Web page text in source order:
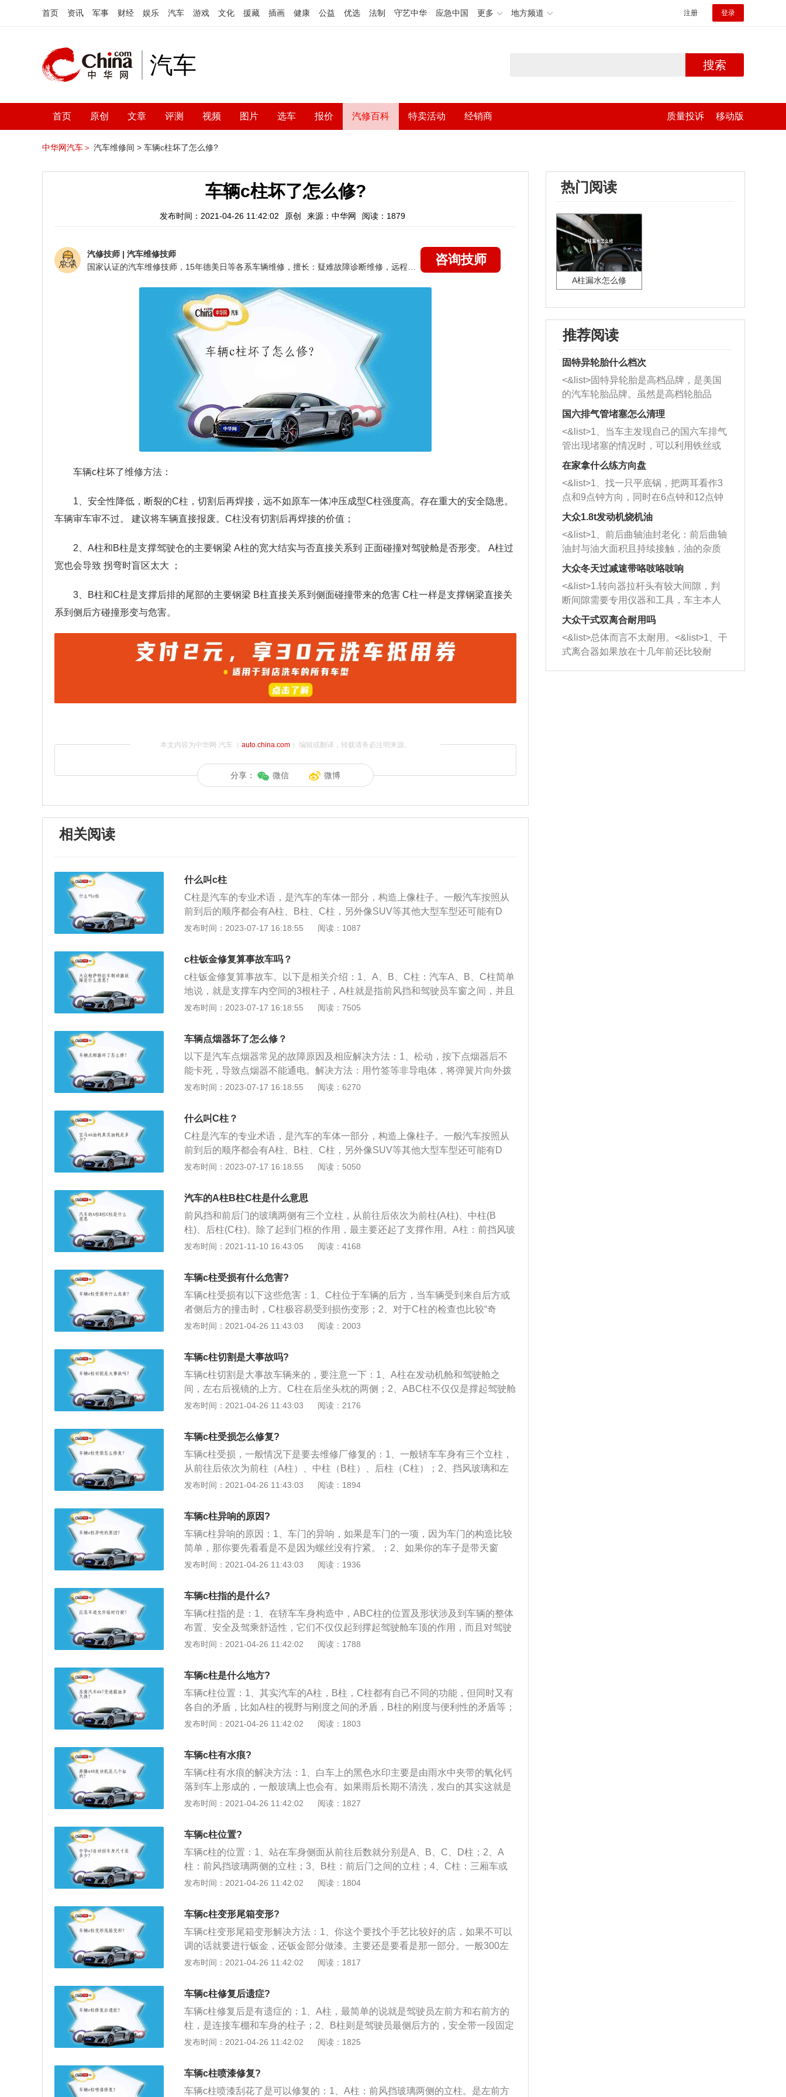
首页 资讯 军事 财经 娱乐 汽车 游戏 文化 援藏 插画 健康 公益 优选 法制 守艺中华 应急中国 更多 地方频道 注册 登录
汽车 搜索
首页 原创 文章 评测 视频 图片 选车 报价 汽修百科 特卖活动 经销商 质量投诉 移动版
中华网汽车＞ 汽车维修间 > 车辆c柱坏了怎么修?
车辆c柱坏了怎么修?
发布时间：2021-04-26 11:42:02 原创 来源：中华网 阅读：1879
汽修技师 | 汽车维修技师
咨询技师
车辆c柱坏了维修方法：
1、安全性降低，断裂的C柱，切割后再焊接，远不如原车一体冲压成型C柱强度高。存在重大的安全隐患。
车辆审车审不过。 建议将车辆直接报废。C柱没有切割后再焊接的价值；
2、A柱和B柱是支撑驾驶仓的主要钢梁 A柱的宽大结实与否直接关系到 正面碰撞对驾驶舱是否形变。 A柱过
宽也会导致 拐弯时盲区太大 ；
3、B柱和C柱是支撑后排的尾部的主要钢梁 B柱直接关系到侧面碰撞带来的危害 C柱一样是支撑钢梁直接关
系到侧后方碰撞形变与危害。
本文内容为中华网·汽车（ auto.china.com）编辑或翻译，转载请务必注明来源。
分享： 微信 微博
相关阅读
什么叫c柱
C柱是汽车的专业术语，是汽车的车体一部分，构造上像柱子。一般汽车按照从
前到后的顺序都会有A柱、B柱、C柱，另外像SUV等其他大型车型还可能有D
柱。A柱的位置是车身最前方，位于前风挡玻璃两侧的立柱，左右后视镜的上
用。那就是当汽车前部在发生意外事故的时候，能够保护保护乘员舱不变形、防
止悬架或一些零部件侵入乘员舱的作用，进一步保护乘员舱的完整。B柱是指汽
车前后门之间的那根立柱，它在汽车上顶天立地，上支顶棚，下接地板，就像汽
车上的中流砥柱。事实上它也确实起着中流砥柱的作用，对于提高乘员舱的强度
和刚性以及应付侧面碰撞具有非常重要的意义。D柱，一般常见于SUV和MPV车
辆结构强度的主要部分。强度越高，车身抗撞击能力越强。
发布时间：2023-07-17 16:18:55 阅读：1087
c柱钣金修复算事故车吗？
c柱钣金修复算事故车。以下是相关介绍：1、A、B、C柱：汽车A、B、C柱简单
地说，就是支撑车内空间的3根柱子，A柱就是指前风挡和驾驶员车窗之间，并且
连接后视镜的那根“前腿”；B柱是前排驾驶室和后排驾驶室中间的那根“脊梁”；C
空间。2、原因：A、B、C柱经过切割、焊接等操作后，已经远达不到保护乘客
安全的刚度要求，当车辆再次发生翻滚事故时，焊接点很容易发生断裂，届时司
乘人员的生命安全将难以保证。
发布时间：2023-07-17 16:18:55 阅读：7505
车辆点烟器坏了怎么修？
以下是汽车点烟器常见的故障原因及相应解决方法：1、松动，按下点烟器后不
能卡死，导致点烟器不能通电。解决方法：用竹签等非导电体，将弹簧片向外拨
动，使弹簧片恢复原位。2、点烟器出现故障，无法使用。解决方法：在网上或
决方法：对照盒盖内侧的保险丝位置指示图，找到点烟器保险的位置，用保险丝
拔子，取出熔断的保险丝，换上新点烟器保险丝。
发布时间：2023-07-17 16:18:55 阅读：6270
什么叫C柱？
C柱是汽车的专业术语，是汽车的车体一部分，构造上像柱子。一般汽车按照从
前到后的顺序都会有A柱、B柱、C柱，另外像SUV等其他大型车型还可能有D
柱。C柱用于支撑车顶和后挡风，当车辆后方受到撞击时，C柱也在有一些保护后
前挡风玻璃与前车门玻璃当中的柱子；B柱是前门玻璃与后门玻璃之间的立柱
子；C柱是后门玻璃与后挡风玻璃之间的柱子。
发布时间：2023-07-17 16:18:55 阅读：5050
汽车的A柱B柱C柱是什么意思
前风挡和前后门的玻璃两侧有三个立柱，从前往后依次为前柱(A柱)、中柱(B
柱)、后柱(C柱)。除了起到门框的作用，最主要还起了支撑作用。A柱：前挡风玻
璃和左前车门之间的柱子，左转弯时会挡你视线的。B柱：位于前门和后门之间
非你喜欢看着后面转弯。轿车车身有三个立柱，从前往后依次为前柱(A柱)、中柱
(B柱)、后柱(C柱)。对于轿车而言，立柱除了支撑作用，也起到门框的作用。对
汽车来说，ABC柱的强度是汽车安全性的一个重要指标。这是因为在车辆发生翻
滚或倾覆的时候，ABC柱能够有效避免驾驶舱被挤压变形，对车内乘客起到保护
作用。
发布时间：2021-11-10 16:43:05 阅读：4168
车辆c柱受损有什么危害?
车辆c柱受损有以下这些危害：1、C柱位于车辆的后方，当车辆受到来自后方或
者侧后方的撞击时，C柱极容易受到损伤变形；2、对于C柱的检查也比较“奇
特”，除了正常的检查之外，最主要的一项就是打开后备箱盖查看后备箱两侧上的
如果发现框架有被钣金的迹象，焊点并不规整，那么很有可能这辆车受到过来自
于后方的撞击，也有可能伤及C柱；3、另外在检查时，我们可以用手指甲掐一掐
左右翼子板后端内侧的胶质，看下胶质是否均匀完整，有没有龟裂的情况。如果
发现了胶质有断裂或者重新涂抹的痕迹，那么也有可能是C柱受伤修复之后造成
的。
发布时间：2021-04-26 11:43:03 阅读：2003
车辆c柱切割是大事故吗?
车辆c柱切割是大事故车辆来的，要注意一下：1、A柱在发动机舱和驾驶舱之
间，左右后视镜的上方。C柱在后坐头枕的两侧；2、ABC柱不仅仅是撑起驾驶舱
车顶的金属柱子，而且对驾驶舱内的成员有重要的保护作用，在车辆发生翻滚或
对车内的生命来说有重要意义，一些高挡车的ABC柱是和车身包括车架一体化
的，安全性大大提高。另一个方面，ABC柱也是一些装置的“必经之路”比如部分
电器线路、安全带（B柱）、照明音响装置，甚至安全气囊都可以安置在上面。
发布时间：2021-04-26 11:43:03 阅读：2176
车辆c柱受损怎么修复?
车辆c柱受损，一般情况下是要去维修厂修复的：1、一般轿车车身有三个立柱，
从前往后依次为前柱（A柱）、中柱（B柱）、后柱（C柱）；2、挡风玻璃和左
前车门之间的柱叫A柱；3、其实汽车的A柱，B柱，C柱都有自己不同的功能，但
矛盾等；4、可能司机们都会有一种感受，如果驾驶者视线的角度没有遮挡该多
好，宽阔的感受其实说明的是一个舒适性问题，但在汽车设计者看来这是一个矛
盾；5、一般情况下，驾驶者通过A柱处的视线，双目重叠角为5---6度，如果按照
驾驶者的舒适角度出发，这个重叠角越小越好，A柱越薄越好，但在设计者眼里
就得需要一个平衡问题，很显然他得保证A柱的高刚度，以减小安全的风险，所
发布时间：2021-04-26 11:43:03 阅读：1894
车辆c柱异响的原因?
车辆c柱异响的原因：1、车门的异响，如果是车门的一项，因为车门的构造比较
简单，那你要先看看是不是因为螺丝没有拧紧。；2、如果你的车子是带天窗
的，那你要看天窗有没有异响，天窗的异响的话一般都很正常，因为开了很多年
就会产生异响；3、这种问题其实也不是大问题，一般你像宝马奔驰这样的豪华
车，他也会出现天窗异响的情况。中控台的异响，中控台的异响一般来说跟车子
整体的做工用料有关系。你要考虑到你的车子之前有没有拆过中控面板，有没有
装过导航排线什么的，有没有装回去的时候还是完好无损的。
发布时间：2021-04-26 11:43:03 阅读：1936
车辆c柱指的是什么?
车辆c柱指的是：1、在轿车车身构造中，ABC柱的位置及形状涉及到车辆的整体
布置、安全及驾乘舒适性，它们不仅仅起到撑起驾驶舱车顶的作用，而且对驾驶
舱内的成员有重要的保护作用；2、在车辆发生翻滚或倾覆的时候，ABC柱能够
的生命安全有重要意义，一些高挡车的ABC柱是和车身包括车架一体化的，安全
性大大提高。
发布时间：2021-04-26 11:42:02 阅读：1788
车辆c柱是什么地方?
车辆c柱位置：1、其实汽车的A柱，B柱，C柱都有自己不同的功能，但同时又有
各自的矛盾，比如A柱的视野与刚度之间的矛盾，B柱的刚度与便利性的矛盾等；
2、B柱是哪儿，B柱又称中柱，位于前门和后门之间。我不知道您发现没发现，
很重要，它承受着两方面的压力，一是支撑车顶盖，二是承受前后门的压力。同
时在B柱内部还要加装一些附加零件，比如前排安全带，所以为了更好的达到力
传递；3、B柱都会外凸。可见B柱的刚度与您上下车的便利性多少有些冲突，而
设计者们的责任就是改变技术提高刚度的同时降低重量。C柱又称后柱，因为是
在后面，对视线遮挡的机会不多，所以设计者们往往会把它造的尺寸大一些。尺
发布时间：2021-04-26 11:42:02 阅读：1803
车辆c柱有水痕?
车辆c柱有水痕的解决方法：1、白车上的黑色水印主要是由雨水中夹带的氧化钙
落到车上形成的，一般玻璃上也会有。如果雨后长期不清洗，发白的其实这就是
氧化钙。对于白车上的流水痕，我们可以用专业的清洗产品去除，如：水渍清洁
洗，如果擦不掉，则说明水印已经渗入车漆了，这是只能通过抛光处理，可以用
抛光机或洗车泥。不过需要注意的是，抛光虽然能够顽固的水渍，但本身是消耗
型保养，抛光会使漆面厚度降低，所以抛光次数越少越好。如果有需要，更建议
到专业的美容店进行抛光，以免造成漆面损伤；3、平时需要定期做汽车保养，
同时也要注意漆面保养。车脏了要及时清洗，洗车后可以选择给汽车打蜡，打蜡
镀膜或镀晶，这些项目能够更好的保护车漆。
发布时间：2021-04-26 11:42:02 阅读：1827
车辆c柱位置?
车辆c柱的位置：1、站在车身侧面从前往后数就分别是A、B、C、D柱；2、A
柱：前风挡玻璃两侧的立柱；3、B柱：前后门之间的立柱；4、C柱：三厢车或
者两厢车后风挡玻璃两侧的立柱；5、D柱：只会在旅行轿车、MPV或SUV等车
发布时间：2021-04-26 11:42:02 阅读：1804
车辆c柱变形尾箱变形?
车辆c柱变形尾箱变形解决方法：1、你这个要找个手艺比较好的店，如果不可以
调的话就要进行钣金，还钣金部分做漆。主要还是要看是那一部分。一般300左
右吧；2、C柱变形，一般不需要换，假如能整形过来就不需要换，假如特别坏，
该是后轴都变形了吧，既然已经这样了，就先修了吧，然后弄完转手就卖了吧，
亏点儿也就亏了，这车估计你日后开起来，也没底气，心里不舒服，安全方面也
是个诟病，撞车后轮胎变形很正常。
发布时间：2021-04-26 11:42:02 阅读：1817
车辆c柱修复后遗症?
车辆c柱修复后是有遗症的：1、A柱，最简单的说就是驾驶员左前方和右前方的
柱，是连接车棚和车身的柱子；2、B柱则是驾驶员最侧后方的，安全带一段固定
的柱子。也是分为左右两侧的；3、C柱则是车的后排座椅最有两侧的车篷与车身
子的侧方，然后侧向观察整个车体。关于不常见的D柱，在一般的家用车上是不
多见的，多见于加长车上。
发布时间：2021-04-26 11:42:02 阅读：1825
车辆c柱喷漆修复?
车辆c柱喷漆刮花了是可以修复的：1、A柱：前风挡玻璃两侧的立柱。是左前方
热门阅读
A柱漏水怎么修
推荐阅读
固特异轮胎什么档次
<&list>固特异轮胎是高档品牌，是美国
的汽车轮胎品牌。虽然是高档轮胎品
牌，但是中高低端的轮胎都有生产，这
也是为了更好的开拓市场。
国六排气管堵塞怎么清理
<&list>1、当车主发现自己的国六车排气
管出现堵塞的情况时，可以利用铁丝或
者是细棍，直接将杂物给取出来，如果
堵塞情况比较严重，也可以采取应急措
施。 <&list>2、直接利用木棍将所有的
杂物推到排气管里面的位置处，然后将
三元催化器拆解开，就可以将堵塞的东
西取出来。但如果是因为积碳过多引起
的堵塞，就需要将三元催化器泡在草酸
洗剂对堵塞的情况得到解决，将清洗剂
放在燃油箱中，与燃油混合后，车辆启
动时，就可以和汽油一起进入到燃烧
室，最后形成废气排出，就可以让三元
催化器得到清洗，排气管堵塞的情况就
能够得到解决。
在家拿什么练方向盘
<&list>1、找一只平底锅，把两耳看作3
点和9点钟方向，同时在6点钟和12点钟
方向做一个标记。 <&list>2、双手握住
一圈半的练习，往右同样也要打相同的
圈数。 <&list>3、最后强调要反复练
习，这样就可以形成肌肉记忆，在真实
驾驶车辆时，不需要记忆也能打好方
向。
大众1.8t发动机烧机油
<&list>1、前后曲轴油封老化：前后曲轴
油封与油大面积且持续接触，油的杂质
和发动机内持续温度变化使其密封效果
逐渐减弱，导致渗油或漏油。<&list>2、
活塞间隙过大：积碳会使活塞环与缸体
的间隙扩大，导致机油流入燃烧室中，
造成烧机油。<&list>3、机油粘度。使用
机油粘度过小的话，同样会有烧机油现
象，机油粘度过小具有很好的流动性，
大众冬天过减速带咯吱咯吱响
<&list>1.转向器拉杆头有较大间隙，判
断间隙需要专用仪器和工具，车主本人
无法制作，需要将车辆送到修理厂或4s
店；<&list>2.车辆半轴套管防尘罩破
裂，破裂后会出现漏油现象，使半轴磨
损严重，磨损的半轴容易损坏，产生异
响；<&list>3.稳定器的转向胶套和球头
大众干式双离合耐用吗
<&list>总体而言不太耐用。<&list>1、干
式离合器如果放在十几年前还比较耐